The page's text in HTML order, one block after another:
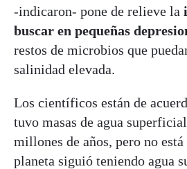
-indicaron- pone de relieve la
buscar en pequeñas
restos de microbios que
salinidad elevada.
Los científicos están de
tuvo masas de agua
millones de años, pero no
planeta siguió teniendo agua